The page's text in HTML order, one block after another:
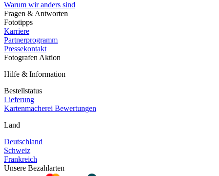
Warum wir anders sind
Fragen & Antworten
Fototipps
Karriere
Partnerprogramm
Pressekontakt
Fotografen Aktion
Hilfe & Information
Bestellstatus
Lieferung
Kartenmacherei Bewertungen
Land
Deutschland
Schweiz
Frankreich
Unsere Bezahlarten